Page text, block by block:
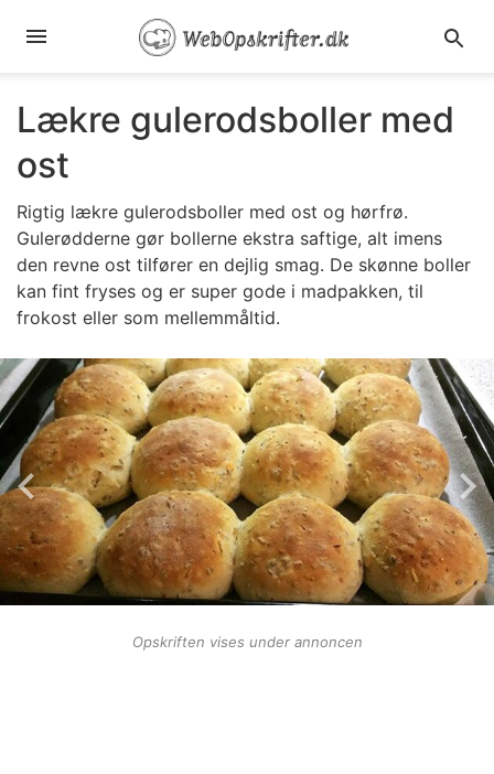
Lækre gulerodsboller med
ost
Rigtig lækre gulerodsboller med ost og hørfrø.
Gulerødderne gør bollerne ekstra saftige, alt imens
den revne ost tilfører en dejlig smag. De skønne boller
kan fint fryses og er super gode i madpakken, til
frokost eller som mellemmåltid.
Opskriften vises under annoncen